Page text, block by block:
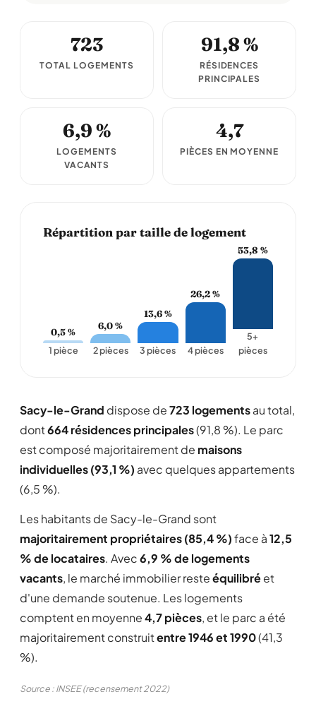
723
TOTAL LOGEMENTS
91,8 %
RÉSIDENCES
PRINCIPALES
6,9 %
LOGEMENTS
VACANTS
4,7
PIÈCES EN MOYENNE
Répartition par taille de logement
0,5 %
1 pièce
6,0 %
2 pièces
13,6 %
3 pièces
26,2 %
4 pièces
53,8 %
5+
pièces
Sacy-le-Grand dispose de723 logementsau total,
dont664 résidences principales(91,8 %). Le parc
est composé majoritairement de maisons
individuelles (93,1 %) avec quelques appartements
(6,5 %).
Les habitants de Sacy-le-Grand sont
majoritairement propriétaires (85,4 %)face à12,5
% de locataires. Avec6,9 % de logements
vacants, le marché immobilier resteéquilibréet
d'une demande soutenue. Les logements
comptent en moyenne4,7 pièces, et le parc a été
majoritairement construitentre 1946 et 1990(41,3
%).
Source : INSEE (recensement 2022)